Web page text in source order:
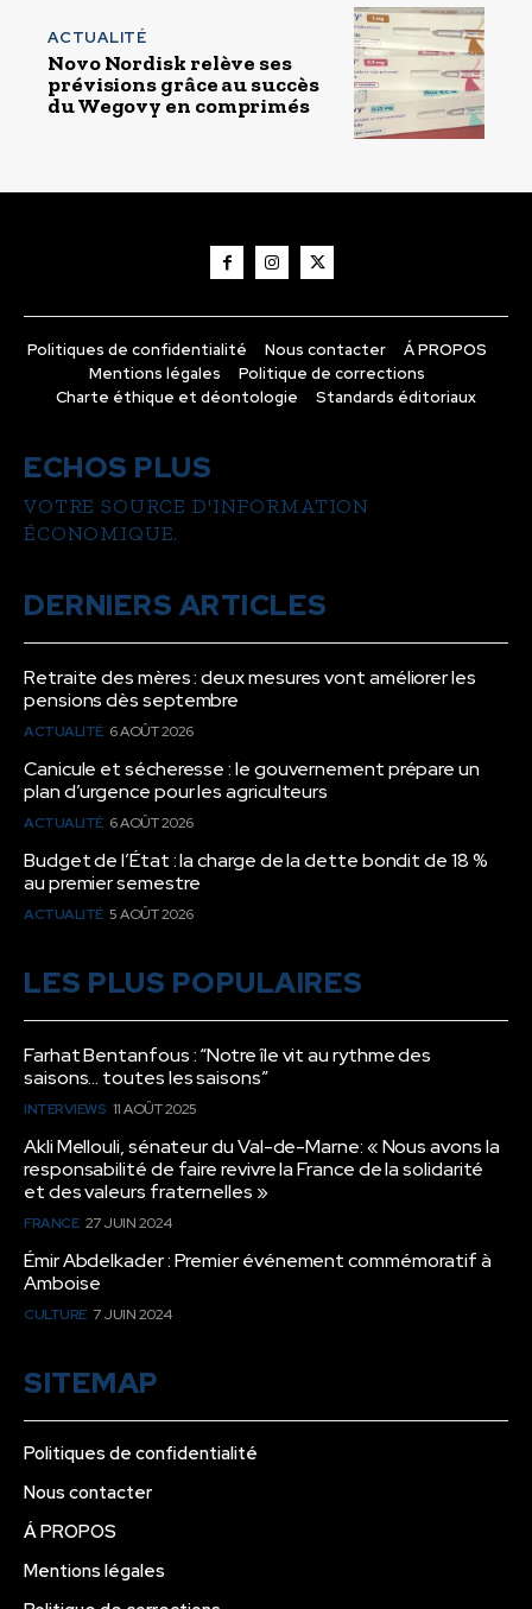
ACTUALITÉ
Novo Nordisk relève ses
prévisions grâce au succès
du Wegovy en comprimés
Politiques de confidentialité Nous contacter
Á PROPOS
Mentions légales
Politique de corrections
Charte éthique et déontologie
Standards éditoriaux
ECHOS PLUS
VOTRE SOURCE D'INFORMATION
ÉCONOMIQUE.
DERNIERS ARTICLES
Retraite des mères : deux mesures vont améliorer les
pensions dès septembre
ACTUALITÉ 6 AOÛT 2026
Canicule et sécheresse : le gouvernement prépare un
plan d’urgence pour les agriculteurs
ACTUALITÉ 6 AOÛT 2026
Budget de l’État : la charge de la dette bondit de 18 %
au premier semestre
ACTUALITÉ 5 AOÛT 2026
LES PLUS POPULAIRES
Farhat Bentanfous : “Notre île vit au rythme des
saisons… toutes les saisons”
INTERVIEWS 11 AOÛT 2025
Akli Mellouli, sénateur du Val-de-Marne: « Nous avons la
responsabilité de faire revivre la France de la solidarité
et des valeurs fraternelles »
FRANCE 27 JUIN 2024
Émir Abdelkader : Premier événement commémoratif à
Amboise
CULTURE 7 JUIN 2024
SITEMAP
Politiques de confidentialité
Nous contacter
Á PROPOS
Mentions légales